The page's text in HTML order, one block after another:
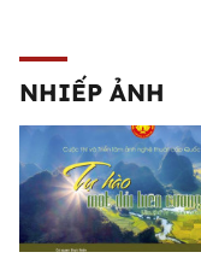
NHIẾP ẢNH